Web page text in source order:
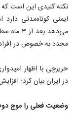
نکته کلیدی این است
ایمنی کوتاه‌‌مدتی
می‌‌دهد
مجدد به خصوص در
حریرچی با اظهار
در ایران بیان کرد: افزایش مرگ و میر
وضعیت فعلی را موج